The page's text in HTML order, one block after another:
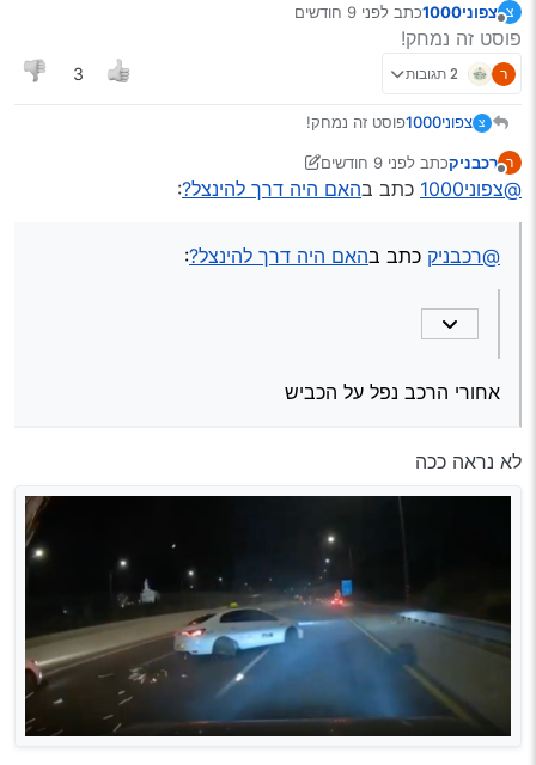
צ
מנותק
צפוני1000 כתב לפני 9 חודשים
נערך לאחרונה על ידי
פוסט זה נמחק!
ר 2 תגובות 3
צ צפוני1000 פוסט זה נמחק!
ר
מנותק
רכבניקכתב לפני 9 חודשים
נערך לאחרונה על ידי רכבניק
@צפוני1000 כתב בהאם היה דרך להינצל?:
@רכבניק כתב בהאם היה דרך להינצל?:
אחורי הרכב נפל על הכביש
לא נראה ככה